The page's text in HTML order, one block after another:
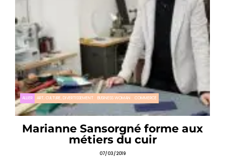
ALLIER ART, CULTURE, DIVERTISSEMENT BUSINESS WOMAN COMMERCE
Marianne Sansorgné forme aux
métiers du cuir
07/03/2019